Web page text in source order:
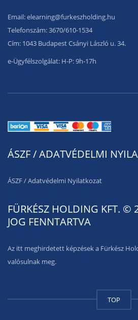
Email: elearning@furkeszholding.hu
Telefonszám: 3670/610-1534
Cím: 1043 Budapest Csányi László u. 34.
e-Ügyfélszolgálat: H-P: 9h-17h
ÁSZF / ADATVÉDELMI
ÁSZF/Adatvédelmi Nyilatkozat
FÜRKÉSZ HOLDING KFT. ©
JOG FENNTARTVA
Az itt meghirdetett képzések a Fürkész
valósulnak meg.
TOP